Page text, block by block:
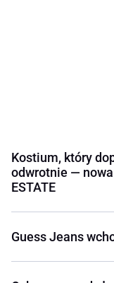
Kostium, który
odwrotnie —
ESTATE
Guess Jeans